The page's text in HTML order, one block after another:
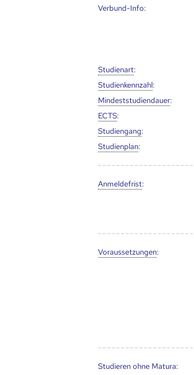
Verbund-Info:
Studienart:
Studien­kenn­zahl:
Mindest­studien­dauer:
ECTS:
Studien­gang:
Studien­plan:
Anmelde­frist:
Voraus­setzungen:
Studieren ohne Matura: